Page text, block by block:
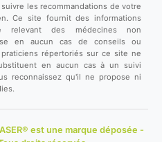
les recommandations de votre
Ce site fournit des informations
relevant des médecines non
en aucun cas de conseils ou
répertoriés sur ce site ne
en aucun cas à un suivi
reconnaissez qu'il ne propose ni
est une marque déposée -